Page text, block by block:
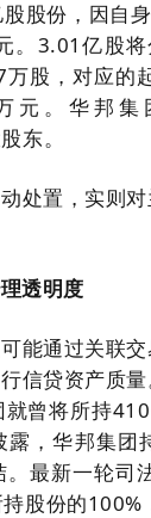
股份，因自
。3.01亿股
股，对应的
元。华邦
东。
处置，实则
透明度
能通过关联
信贷资产质
曾将所持
，华邦集团
最新一轮司
股份的100%